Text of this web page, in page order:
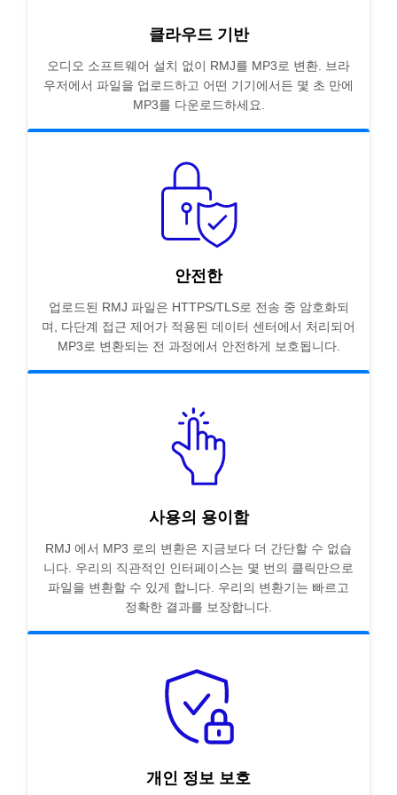
클라우드 기반
오디오 소프트웨어 설치 없이 RMJ를 MP3로 변환. 브라
우저에서 파일을 업로드하고 어떤 기기에서든 몇 초 만에
MP3를 다운로드하세요.
안전한
업로드된 RMJ 파일은 HTTPS/TLS로 전송 중 암호화되
며, 다단계 접근 제어가 적용된 데이터 센터에서 처리되어
MP3로 변환되는 전 과정에서 안전하게 보호됩니다.
사용의 용이함
RMJ 에서 MP3 로의 변환은 지금보다 더 간단할 수 없습
니다. 우리의 직관적인 인터페이스는 몇 번의 클릭만으로
파일을 변환할 수 있게 합니다. 우리의 변환기는 빠르고
정확한 결과를 보장합니다.
개인 정보 보호